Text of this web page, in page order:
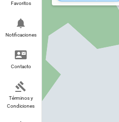
Favoritos
Notificaciones
Contacto
Términos y
Condiciones